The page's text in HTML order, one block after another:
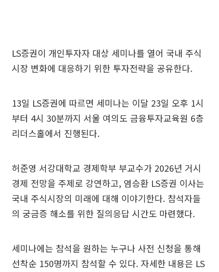
LS증권이 개인투자자 대상 세미나를 열어 국내 주식
시장 변화에 대응하기 위한 투자전략을 공유한다.
13일 LS증권에 따르면 세미나는 이달 23일 오후 1시
부터 4시 30분까지 서울 여의도 금융투자교육원 6층
리더스홀에서 진행된다.
허준영 서강대학교 경제학부 부교수가 2026년 거시
경제 전망을 주제로 강연하고, 염승환 LS증권 이사는
국내 주식시장의 미래에 대해 이야기한다. 참석자들
의 궁금증 해소를 위한 질의응답 시간도 마련했다.
세미나에는 참석을 원하는 누구나 사전 신청을 통해
선착순 150명까지 참석할 수 있다. 자세한 내용은 LS